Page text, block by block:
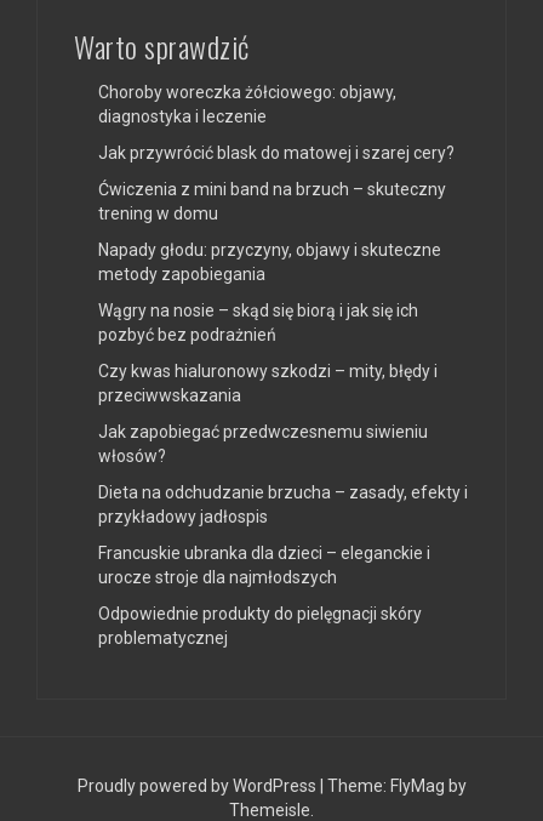
Warto sprawdzić
Choroby woreczka żółciowego: objawy,
diagnostyka i leczenie
Jak przywrócić blask do matowej i szarej cery?
Ćwiczenia z mini band na brzuch – skuteczny
trening w domu
Napady głodu: przyczyny, objawy i skuteczne
metody zapobiegania
Wągry na nosie – skąd się biorą i jak się ich
pozbyć bez podrażnień
Czy kwas hialuronowy szkodzi – mity, błędy i
przeciwwskazania
Jak zapobiegać przedwczesnemu siwieniu
włosów?
Dieta na odchudzanie brzucha – zasady, efekty i
przykładowy jadłospis
Francuskie ubranka dla dzieci – eleganckie i
urocze stroje dla najmłodszych
Odpowiednie produkty do pielęgnacji skóry
problematycznej
Proudly powered by WordPress Theme: FlyMag by
Themeisle.